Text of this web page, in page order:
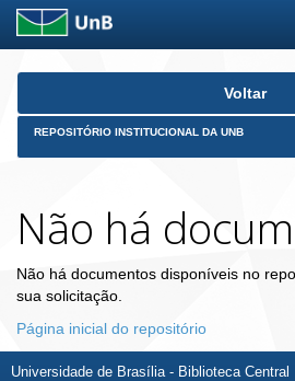
Skip
Voltar
REPOSITÓRIO INSTITUCIONAL DA UNB
Não há
Não há documentos disponíveis no
sua solicitação.
Página inicial do repositório
Universidade de Brasília - Biblioteca Central